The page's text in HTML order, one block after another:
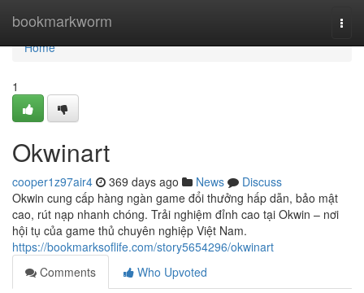
bookmarkworm
Home
Home
1
Okwinart
cooper1z97air4 369 days ago News
Discuss
Okwin cung cấp hàng ngàn game đổi thưởng hấp dẫn, bảo mật
cao, rút nạp nhanh chóng. Trải nghiệm đỉnh cao tại Okwin – nơi
hội tụ của game thủ chuyên nghiệp Việt Nam.
https://bookmarksoflife.com/story5654296/okwinart
Comments
Who Upvoted